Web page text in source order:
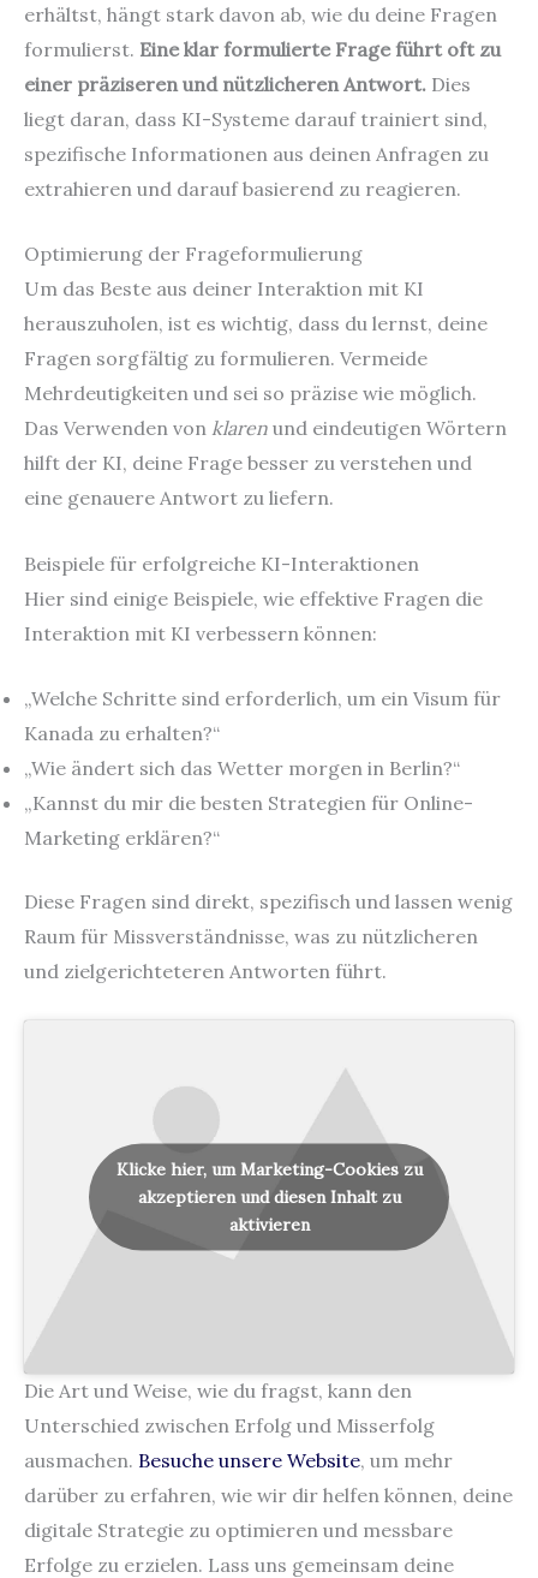
erhältst, hängt stark davon ab, wie du deine Fragen
formulierst. Eine klar formulierte Frage führt oft zu
einer präziseren und nützlicheren Antwort. Dies
liegt daran, dass KI-Systeme darauf trainiert sind,
spezifische Informationen aus deinen Anfragen zu
extrahieren und darauf basierend zu reagieren.
Optimierung der Frageformulierung
Um das Beste aus deiner Interaktion mit KI
herauszuholen, ist es wichtig, dass du lernst, deine
Fragen sorgfältig zu formulieren. Vermeide
Mehrdeutigkeiten und sei so präzise wie möglich.
Das Verwenden von klaren und eindeutigen Wörtern
hilft der KI, deine Frage besser zu verstehen und
eine genauere Antwort zu liefern.
Beispiele für erfolgreiche KI-Interaktionen
Hier sind einige Beispiele, wie effektive Fragen die
Interaktion mit KI verbessern können:
„Welche Schritte sind erforderlich, um ein Visum für
Kanada zu erhalten?“
„Wie ändert sich das Wetter morgen in Berlin?“
„Kannst du mir die besten Strategien für Online-
Marketing erklären?“
Diese Fragen sind direkt, spezifisch und lassen wenig
Raum für Missverständnisse, was zu nützlicheren
und zielgerichteteren Antworten führt.
Klicke hier, um Marketing-Cookies zu
akzeptieren und diesen Inhalt zu
aktivieren
Die Art und Weise, wie du fragst, kann den
Unterschied zwischen Erfolg und Misserfolg
ausmachen. Besuche unsere Website, um mehr
darüber zu erfahren, wie wir dir helfen können, deine
digitale Strategie zu optimieren und messbare
Erfolge zu erzielen. Lass uns gemeinsam deine